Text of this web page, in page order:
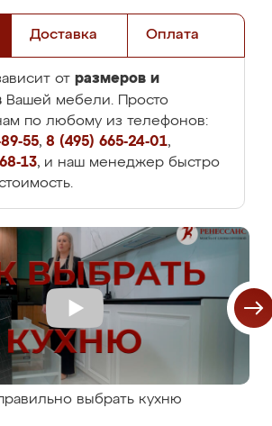
Доставка Оплата
от размеров и
Вашей мебели. Просто
по любому из телефонов:
55, 8 (495) 665-24-01,
13, и наш менеджер быстро
выбрать кухню